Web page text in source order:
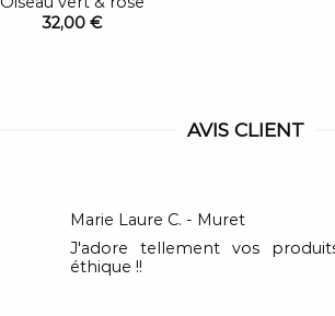
AVIS CLIENT
Marie Laure C. - Muret
J'adore tellement vos
éthique !!
32,00 €